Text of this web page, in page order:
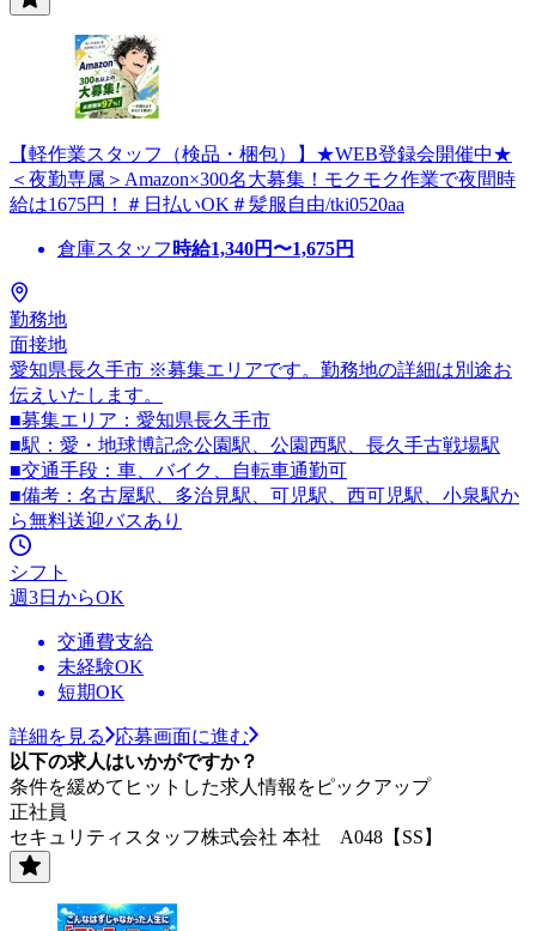
【軽作業スタッフ（検品・梱包）】★WEB登録会開催中★
＜夜勤専属＞Amazon×300名大募集！モクモク作業で夜間時
給は1675円！＃日払いOK＃髪服自由/tki0520aa
倉庫スタッフ 時給1,340円〜1,675円
勤務地
面接地
愛知県長久手市 ※募集エリアです。勤務地の詳細は別途お
伝えいたします。
■募集エリア：愛知県長久手市
■駅：愛・地球博記念公園駅、公園西駅、長久手古戦場駅
■交通手段：車、バイク、自転車通勤可
■備考：名古屋駅、多治見駅、可児駅、西可児駅、小泉駅か
ら無料送迎バスあり
シフト
週3日からOK
交通費支給
未経験OK
短期OK
詳細を見る
応募画面に進む
以下の求人はいかがですか？
条件を緩めてヒットした求人情報をピックアップ
正社員
セキュリティスタッフ株式会社 本社 A048【SS】